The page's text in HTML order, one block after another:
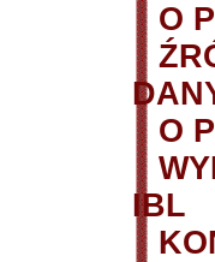
O
O
IBL